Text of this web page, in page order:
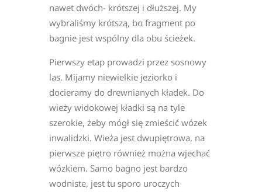
nawet dwóch- krótszej i dłuższej. My
wybraliśmy krótszą, bo fragment po
bagnie jest wspólny dla obu ścieżek.
Pierwszy etap prowadzi przez sosnowy
las. Mijamy niewielkie jeziorko i
docieramy do drewnianych kładek. Do
wieży widokowej kładki są na tyle
szerokie, żeby mógł się zmieścić wózek
inwalidzki. Wieża jest dwupiętrowa, na
pierwsze piętro również można wjechać
wózkiem. Samo bagno jest bardzo
wodniste, jest tu sporo uroczych